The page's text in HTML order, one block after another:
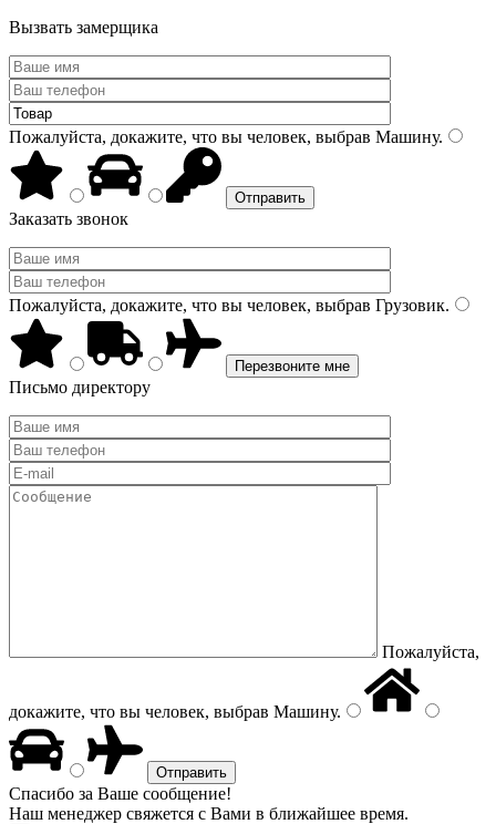
Вызвать замерщика
Пожалуйста, докажите, что вы человек, выбрав Машину.
Заказать звонок
Пожалуйста, докажите, что вы человек, выбрав Грузовик.
Письмо директору
Пожалуйста,
докажите, что вы человек, выбрав Машину.
Спасибо за Ваше сообщение!
Наш менеджер свяжется с Вами в ближайшее время.